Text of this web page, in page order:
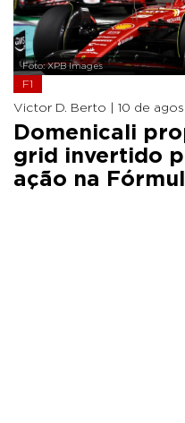
Foto: XPB Images
F1
Victor D. Berto | 10 de
Domenicali
grid invertido
ação na